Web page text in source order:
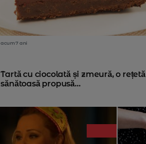
acum 7 ani
Tartă cu ciocolată și zmeură, o rețetă
sănătoasă propusă...